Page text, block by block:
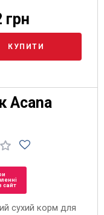
грн
КУПИТИ
Acana
сайт
сухий корм для